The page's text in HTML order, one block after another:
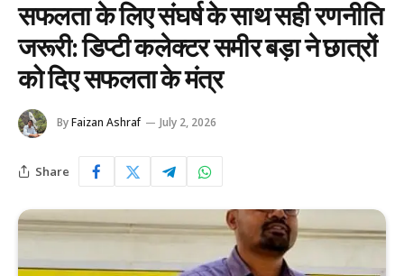
सफलता के लिए संघर्ष के साथ सही रणनीति
जरूरी: डिप्टी कलेक्टर समीर बड़ा ने छात्रों
को दिए सफलता के मंत्र
ByFaizan Ashraf July 2, 2026
Share